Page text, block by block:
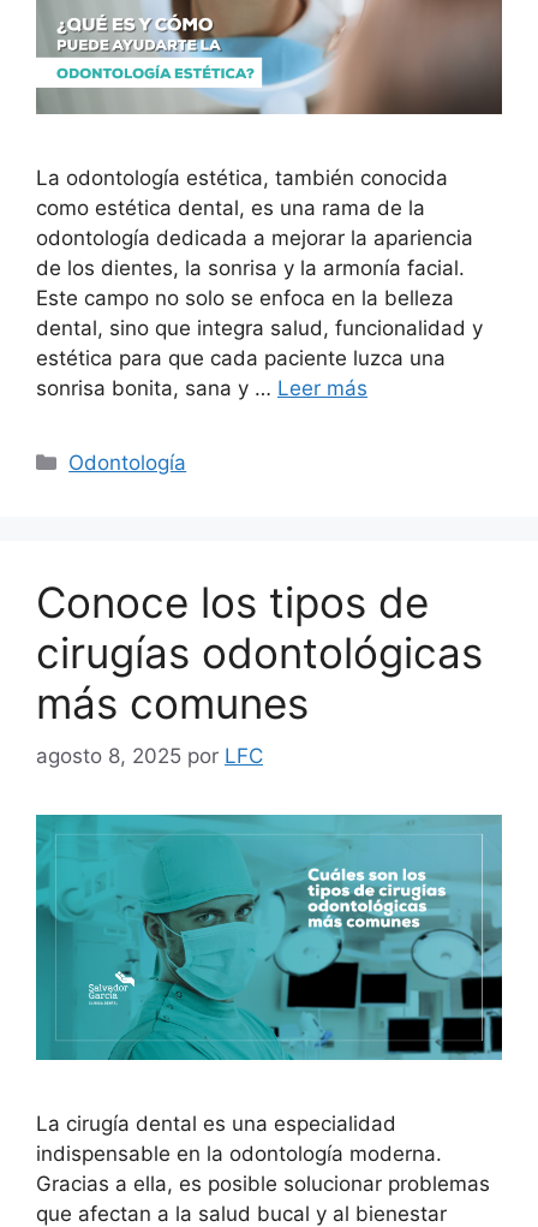
La odontología estética, también conocida
como estética dental, es una rama de la
odontología dedicada a mejorar la apariencia
de los dientes, la sonrisa y la armonía facial.
Este campo no solo se enfoca en la belleza
dental, sino que integra salud, funcionalidad y
estética para que cada paciente luzca una
sonrisa bonita, sana y … Leer más
Odontología
Conoce los tipos de
cirugías odontológicas
más comunes
agosto 8, 2025 por LFC
La cirugía dental es una especialidad
indispensable en la odontología moderna.
Gracias a ella, es posible solucionar problemas
que afectan a la salud bucal y al bienestar